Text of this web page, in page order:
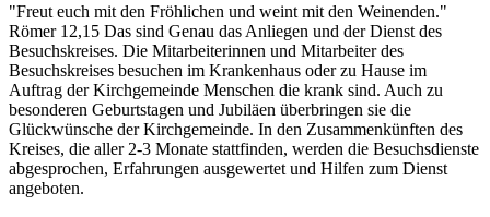
"Freut euch mit den Fröhlichen und weint mit den Weinenden."
Römer 12,15 Das sind Genau das Anliegen und der Dienst des
Besuchskreises. Die Mitarbeiterinnen und Mitarbeiter des
Besuchskreises besuchen im Krankenhaus oder zu Hause im
Auftrag der Kirchgemeinde Menschen die krank sind. Auch zu
besonderen Geburtstagen und Jubiläen überbringen sie die
Glückwünsche der Kirchgemeinde. In den Zusammenkünften des
Kreises, die aller 2-3 Monate stattfinden, werden die Besuchsdienste
abgesprochen, Erfahrungen ausgewertet und Hilfen zum Dienst
angeboten.